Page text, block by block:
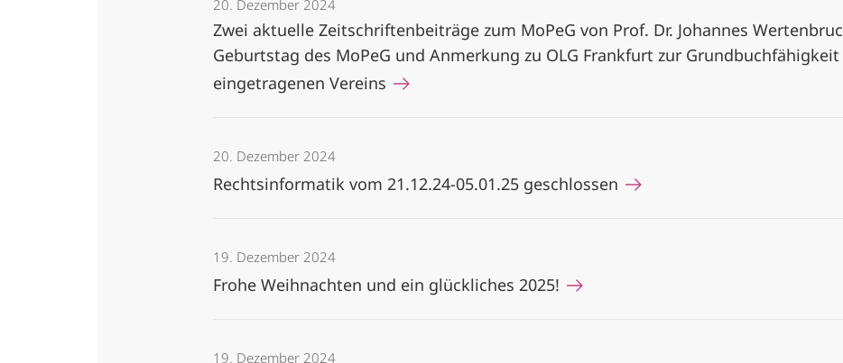
20. Dezember 2024
Zwei aktuelle Zeitschriftenbeiträge zum MoPeG von Prof. Dr. Johannes
Geburtstag des MoPeG und Anmerkung zu OLG Frankfurt zur
eingetragenen Vereins
20. Dezember 2024
Rechtsinformatik vom 21.12.24-05.01.25 geschlossen
19. Dezember 2024
Frohe Weihnachten und ein glückliches 2025!
19. Dezember 2024